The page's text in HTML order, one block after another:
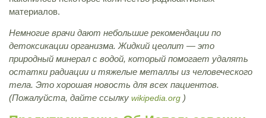
материалов.
Немногие врачи дают небольшие рекомендации по
детоксикации организма. Жидкий цеолит — это
природный минерал с водой, который помогает удалять
остатки радиации и тяжелые металлы из человеческого
тела. Это хорошая новость для всех пациентов.
(Пожалуйста, дайте ссылку wikipedia.org )